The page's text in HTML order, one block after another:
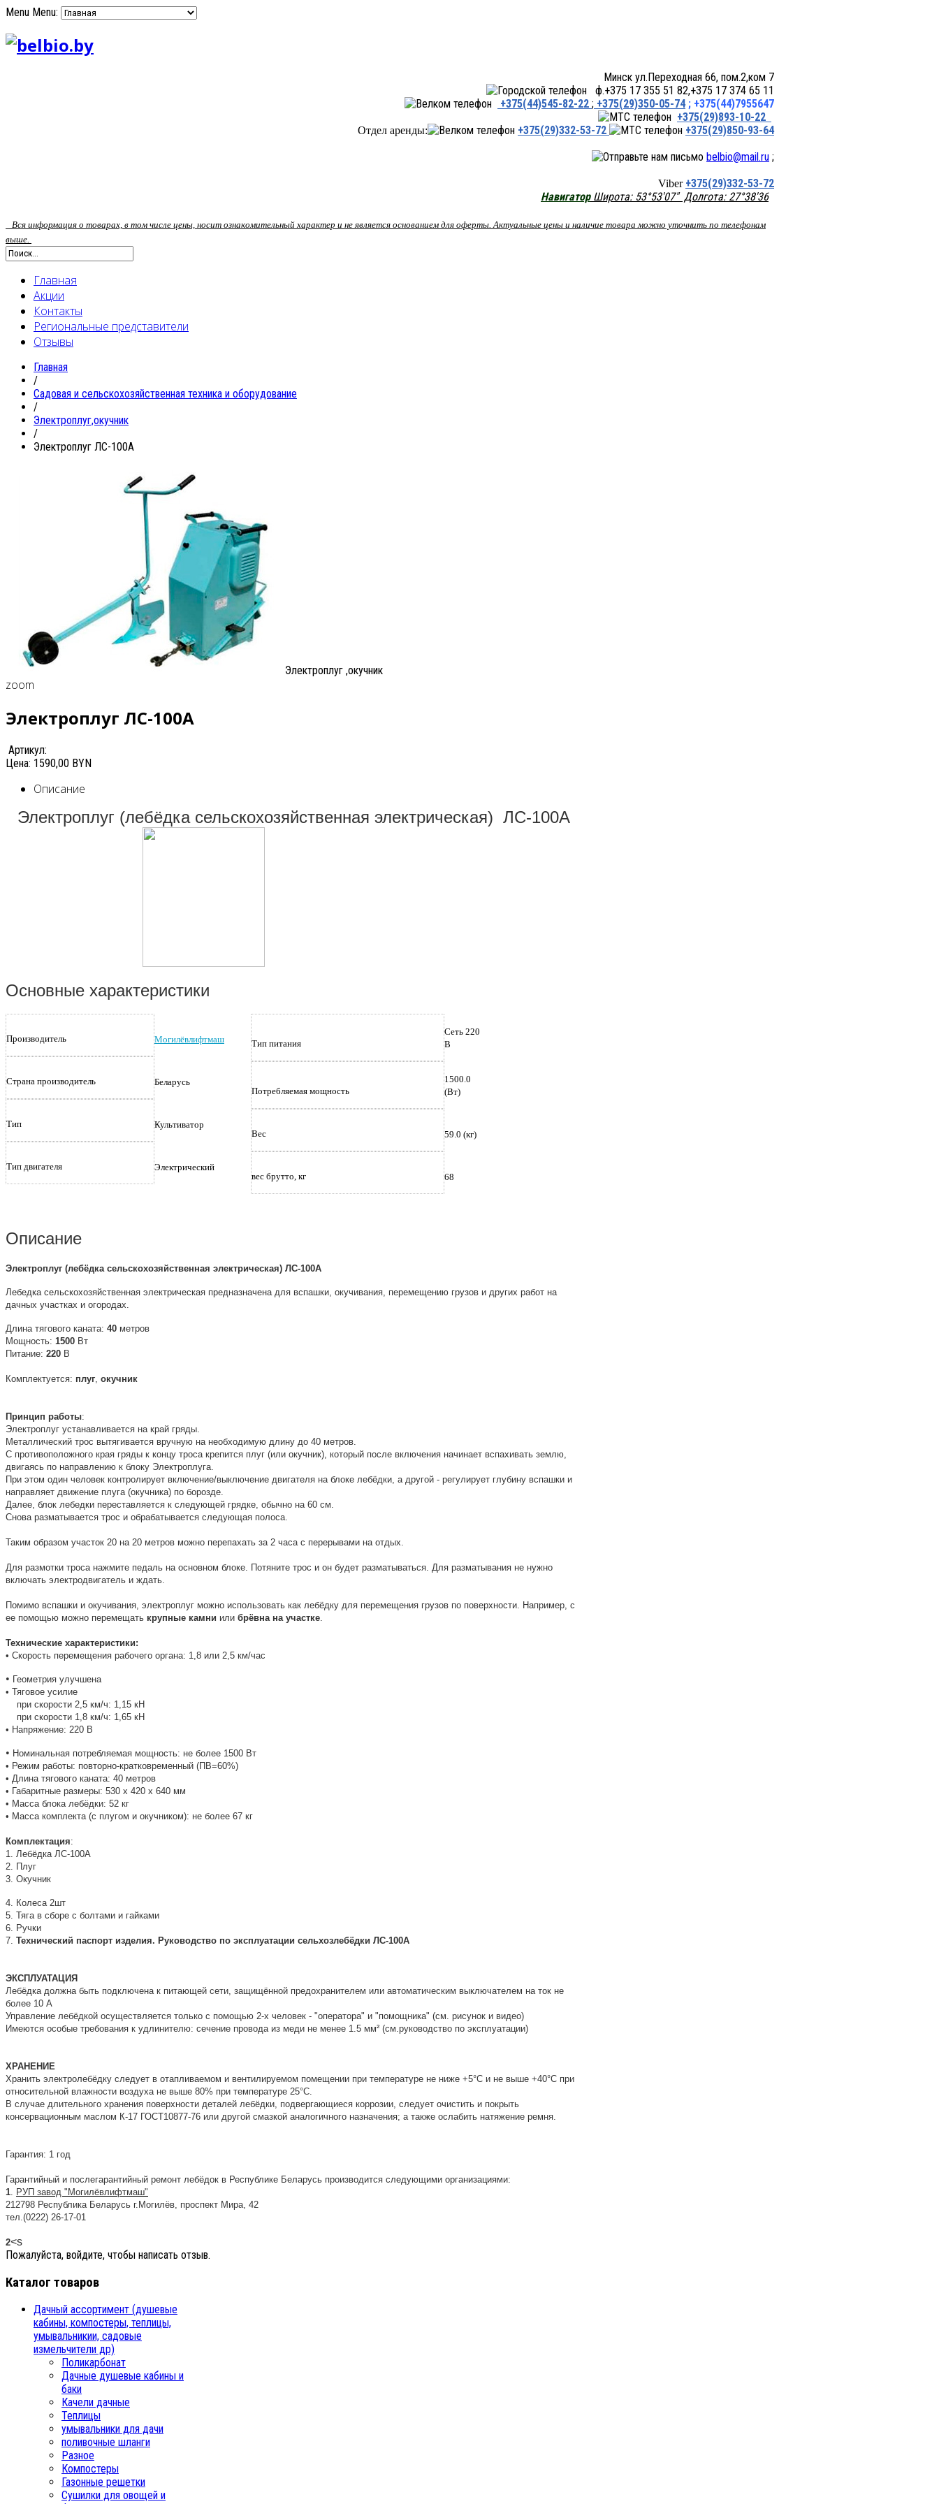
Menu Menu:
Минск ул.Переходная 66, пом.2,ком 7
ф.+375 17 355 51 82,+375 17 374 65 11
+375(44)545-82-22 ; +375(29)350-05-74 ; +375(44)7955647
+375(29)893-10-22
Отдел аренды: +375(29)332-53-72
+375(29)850-93-64
belbio@mail.ru ;
Viber +375(29)332-53-72
НавигаторШирота: 53°53'07" Долгота: 27°38'36
Вся информация о товарах, в том числе цены, носит ознакомительный характер и не является основанием для оферты. Актуальные цены и наличие товара можно уточнить по телефонам
выше.
Главная
Акции
Контакты
Региональные представители
Отзывы
Главная
/
Садовая и сельскохозяйственная техника и оборудование
/
Электроплуг,окучник
/
Электроплуг ЛС-100А
Электроплуг ,окучник
zoom
Электроплуг ЛС-100А
Артикул:
Цена: 1590,00 BYN
Описание
Электроплуг (лебёдка сельскохозяйственная электрическая) ЛС-100А
Основные характеристики
Производитель Могилёвлифтмаш
Страна производитель Беларусь
Тип Культиватор
Тип двигателя Электрический
Тип питания
Сеть 220
В
Потребляемая мощность
1500.0
(Вт)
Вес 59.0 (кг)
вес брутто, кг 68
Описание
Электроплуг (лебёдка сельскохозяйственная электрическая) ЛС-100А
Лебедка сельскохозяйственная электрическая предназначена для вспашки, окучивания, перемещению грузов и других работ на
дачных участках и огородах.
Длина тягового каната: 40 метров
Мощность: 1500 Вт
Питание: 220 В
Комплектуется: плуг, окучник
Принцип работы:
Электроплуг устанавливается на край гряды.
Металлический трос вытягивается вручную на необходимую длину до 40 метров.
С противоположного края гряды к концу троса крепится плуг (или окучник), который после включения начинает вспахивать землю,
двигаясь по направлению к блоку Электроплуга.
При этом один человек контролирует включение/выключение двигателя на блоке лебёдки, а другой - регулирует глубину вспашки и
направляет движение плуга (окучника) по борозде.
Далее, блок лебедки переставляется к следующей грядке, обычно на 60 см.
Снова разматывается трос и обрабатывается следующая полоса.
Таким образом участок 20 на 20 метров можно перепахать за 2 часа с перерывами на отдых.
Для размотки троса нажмите педаль на основном блоке. Потяните трос и он будет разматываться. Для разматывания не нужно
включать электродвигатель и ждать.
Помимо вспашки и окучивания, электроплуг можно использовать как лебёдку для перемещения грузов по поверхности. Например, с
ее помощью можно перемещать крупные камни или брёвна на участке.
Технические характеристики:
• Скорость перемещения рабочего органа: 1,8 или 2,5 км/час
• Геометрия улучшена
• Тяговое усилие
при скорости 2,5 км/ч: 1,15 кH
при скорости 1,8 км/ч: 1,65 кН
• Напряжение: 220 В
• Номинальная потребляемая мощность: не более 1500 Вт
• Режим работы: повторно-кратковременный (ПВ=60%)
• Длина тягового каната: 40 метров
• Габаритные размеры: 530 х 420 х 640 мм
• Масса блока лебёдки: 52 кг
• Масса комплекта (с плугом и окучником): не более 67 кг
Комплектация:
1. Лебёдка ЛС-100А
2. Плуг
3. Окучник
4. Колеса 2шт
5. Тяга в сборе с болтами и гайками
6. Ручки
7. Технический паспорт изделия. Руководство по эксплуатации сельхозлебёдки ЛС-100А
ЭКСПЛУАТАЦИЯ
Лебёдка должна быть подключена к питающей сети, защищённой предохранителем или автоматическим выключателем на ток не
более 10 А
Управление лебёдкой осуществляется только с помощью 2-х человек - "оператора" и "помощника" (см. рисунок и видео)
Имеются особые требования к удлинителю: сечение провода из меди не менее 1.5 мм² (см.руководство по эксплуатации)
ХРАНЕНИЕ
Хранить электролебёдку следует в отапливаемом и вентилируемом помещении при температуре не ниже +5°С и не выше +40°С при
относительной влажности воздуха не выше 80% при температуре 25°С.
В случае длительного хранения поверхности деталей лебёдки, подвергающиеся коррозии, следует очистить и покрыть
консервационным маслом К-17 ГОСТ10877-76 или другой смазкой аналогичного назначения; а также ослабить натяжение ремня.
Гарантия: 1 год
Гарантийный и послегарантийный ремонт лебёдок в Республике Беларусь производится следующими организациями:
1. РУП завод "Могилёвлифтмаш"
212798 Республика Беларусь г.Могилёв, проспект Мира, 42
тел.(0222) 26-17-01
2<s
Пожалуйста, войдите, чтобы написать отзыв.
Каталог товаров
Дачный ассортимент (душевые
кабины, компостеры, теплицы,
умывальникии, садовые
измельчители др)
Поликарбонат
Дачные душевые кабины и
баки
Качели дачные
Теплицы
умывальники для дачи
поливочные шланги
Разное
Компостеры
Газонные решетки
Сушилки для овощей и